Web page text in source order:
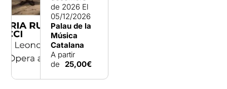
de 2026 El
05/12/2026
Palau de la
Música
Catalana
A partir
de 25,00€